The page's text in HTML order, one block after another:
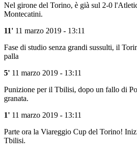
Nel girone del Torino, è già sul 2-0
Montecatini.
11' 11 marzo 2019 - 13:11
Fase di studio senza grandi sussulti, il
palla
5' 11 marzo 2019 - 13:11
Punizione per il Tbilisi, dopo un fallo di
granata.
1' 11 marzo 2019 - 13:11
Parte ora la Viareggio Cup del Torino!
Tbilisi.